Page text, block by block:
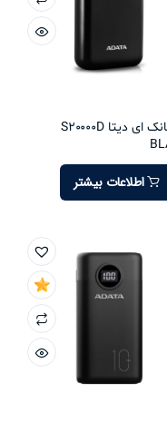
پاوربانک ای دیتا S20000D
اطلاعات بیشتر